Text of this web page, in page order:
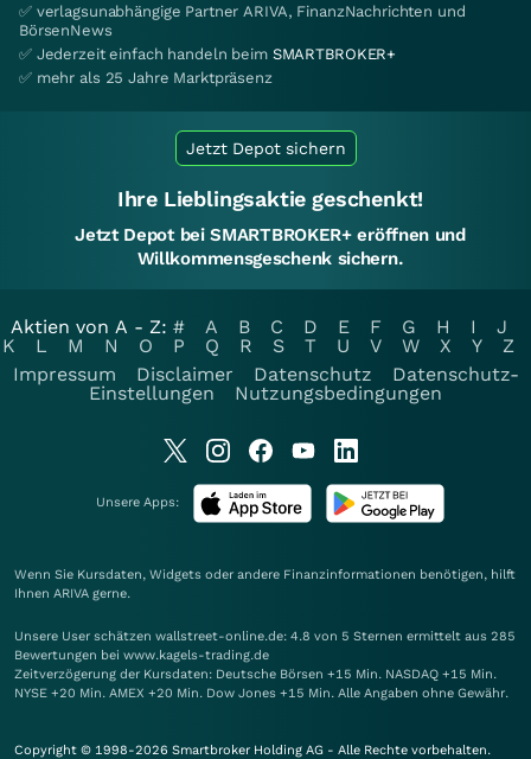
✅ verlagsunabhängige Partner ARIVA, FinanzNachrichten und
BörsenNews
✅ Jederzeit einfach handeln beim SMARTBROKER+
✅ mehr als 25 Jahre Marktpräsenz
Jetzt Depot sichern
Ihre Lieblingsaktie geschenkt!
Jetzt Depot bei SMARTBROKER+ eröffnen und
Willkommensgeschenk sichern.
Aktien von A - Z: # A B C D E F G H I
J
K
L M N O P Q R S T U V W X Y
Z
Impressum
Disclaimer Datenschutz
Datenschutz-
Einstellungen
Nutzungsbedingungen
Unsere Apps:
Wenn Sie Kursdaten, Widgets oder andere Finanzinformationen benötigen, hilft
Ihnen ARIVA gerne.
Unsere User schätzen wallstreet-online.de: 4.8 von 5 Sternen ermittelt aus 285
Bewertungen bei www.kagels-trading.de
Zeitverzögerung der Kursdaten: Deutsche Börsen +15 Min. NASDAQ +15 Min.
NYSE +20 Min. AMEX +20 Min. Dow Jones +15 Min. Alle Angaben ohne Gewähr.
Copyright © 1998-2026 Smartbroker Holding AG - Alle Rechte vorbehalten.